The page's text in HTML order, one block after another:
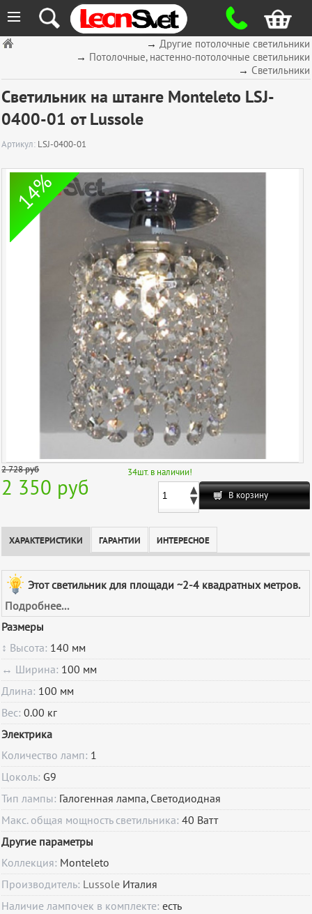
≡
→ Другие потолочные светильники
→ Потолочные, настенно-потолочные светильники
→ Светильники
Светильник на штанге Monteleto LSJ-
0400-01 от Lussole
Артикул: LSJ-0400-01
14%
2 728руб
2 350 руб
34шт. в наличии!
В корзину
ХАРАКТЕРИСТИКИ ГАРАНТИИ ИНТЕРЕСНОЕ
Этот светильник для площади ~2-4 квадратных метров.
Подробнее...
Размеры
↕ Высота: 140 мм
↔ Ширина: 100 мм
Длина: 100 мм
Вес:0.00 кг
Электрика
Количество ламп: 1
Цоколь: G9
Тип лампы: Галогенная лампа, Светодиодная
Макс. общая мощность светильника:40 Ватт
Другие параметры
Коллекция: Monteleto
Производитель: Lussole Италия
Наличие лампочек в комплекте:есть